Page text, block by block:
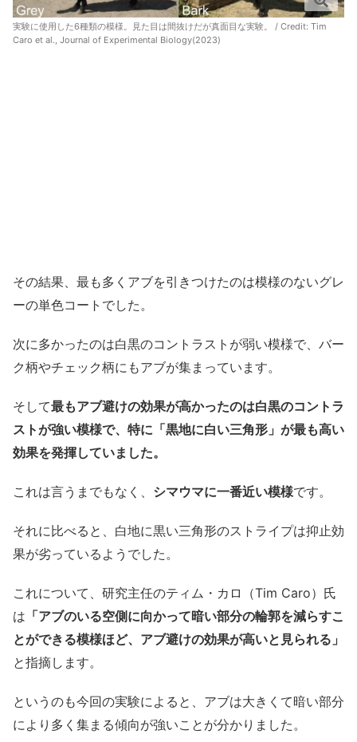
実験に使用した6種類の模様。見た目は間抜けだが真面目な実験。 / Credit: Tim
Caro et al., Journal of Experimental Biology(2023)
その結果、最も多くアブを引きつけたのは模様のないグレ
ーの単色コートでした。
次に多かったのは白黒のコントラストが弱い模様で、バー
ク柄やチェック柄にもアブが集まっています。
そして最もアブ避けの効果が高かったのは白黒のコントラ
ストが強い模様で、特に「黒地に白い三角形」が最も高い
効果を発揮していました。
これは言うまでもなく、 シマウマに一番近い模様です。
それに比べると、白地に黒い三角形のストライプは抑止効
果が劣っているようでした。
これについて、研究主任のティム・カロ（Tim Caro）氏
は 「アブのいる空側に向かって暗い部分の輪郭を減らすこ
とができる模様ほど、アブ避けの効果が高いと見られる」
と指摘します。
というのも今回の実験によると、アブは大きくて暗い部分
により多く集まる傾向が強いことが分かりました。